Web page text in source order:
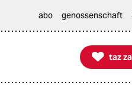
abo genossenschaft

taz zahl
taz